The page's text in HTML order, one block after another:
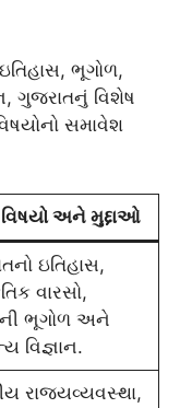
ભૂગોળ,
ગુજરાતનું વિશેષ
સમાવેશ
અને મુદ્દાઓ
ઇતિહાસ,
વારસો,
ભૂગોળ અને
વિજ્ઞાન.
રાજ્યવ્યવસ્થા,